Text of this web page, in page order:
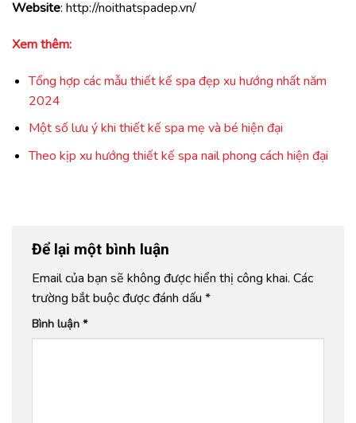
Website: http://noithatspadep.vn/
Xem thêm:
Tổng hợp các mẫu thiết kế spa đẹp xu hướng nhất năm
2024
Một số lưu ý khi thiết kế spa mẹ và bé hiện đại
Theo kịp xu hướng thiết kế spa nail phong cách hiện đại
Để lại một bình luận
Email của bạn sẽ không được hiển thị công khai. Các
trường bắt buộc được đánh dấu *
Bình luận *